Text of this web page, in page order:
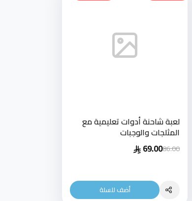
لعبة شاحنة أدوات تعليمية مع
المثلجات والوجبات
86.00
69.00
أضف للسلة